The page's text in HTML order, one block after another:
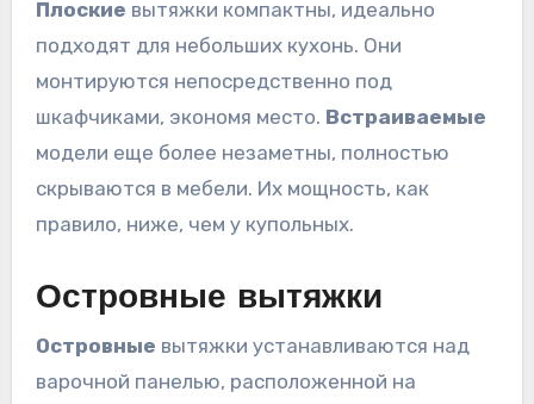
Плоские вытяжки компактны, идеально
подходят для небольших кухонь. Они
монтируются непосредственно под
шкафчиками, экономя место. Встраиваемые
модели еще более незаметны, полностью
скрываются в мебели. Их мощность, как
правило, ниже, чем у купольных.
Островные вытяжки
Островные вытяжки устанавливаются над
варочной панелью, расположенной на